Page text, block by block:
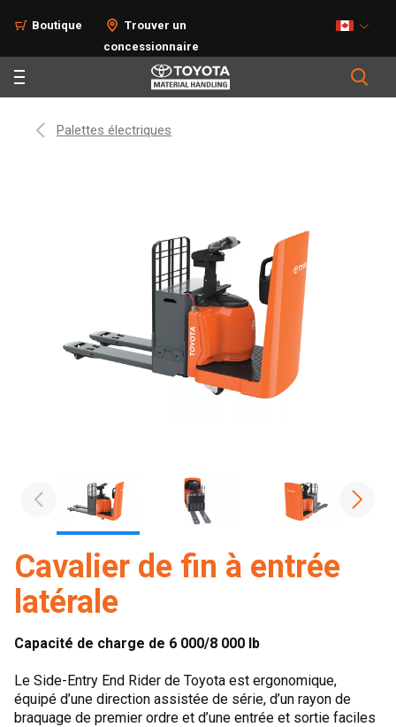
Boutique
Trouver un
concessionnaire
Palettes électriques
Cavalier de fin à entrée
latérale
Capacité de charge de 6 000/8 000 lb
Le Side-Entry End Rider de Toyota est ergonomique,
équipé d’une direction assistée de série, d’un rayon de
braquage de premier ordre et d’une entrée et sortie faciles